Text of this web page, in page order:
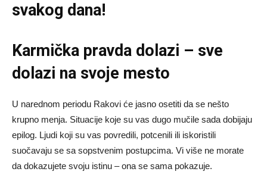
svakog dana!
Karmička pravda dolazi – sve
dolazi na svoje mesto
U narednom periodu Rakovi će jasno osetiti da se nešto
krupno menja. Situacije koje su vas dugo mučile sada dobijaju
epilog. Ljudi koji su vas povredili, potcenili ili iskoristili
suočavaju se sa sopstvenim postupcima. Vi više ne morate
da dokazujete svoju istinu – ona se sama pokazuje.